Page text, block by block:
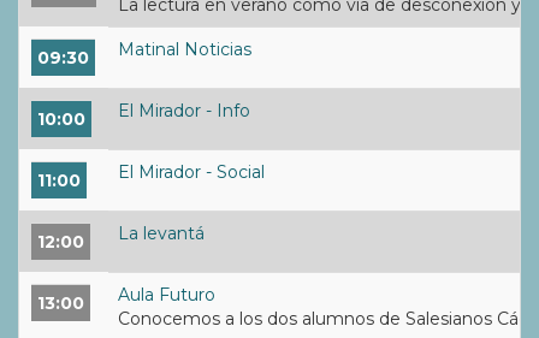
La lectura en verano como vía de desconexión y
09:30 Matinal Noticias
10:00 El Mirador - Info
11:00 El Mirador - Social
12:00 La levantá
13:00
Aula Futuro
Conocemos a los dos alumnos de Salesianos